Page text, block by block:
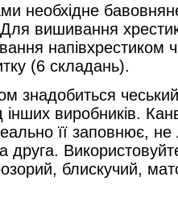
необхідне
вишивання
напівхрестиком
(6 складань).
знадобиться
інших виробників.
її заповнює,
блискучий,